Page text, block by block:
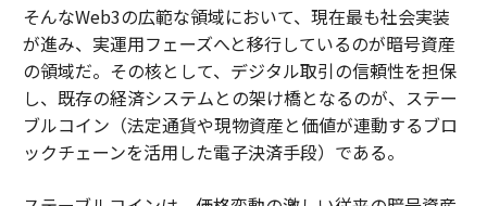
そんなWeb3の広範な領域において、現在最も社会実装
が進み、実運用フェーズへと移行しているのが暗号資産
の領域だ。その核として、デジタル取引の信頼性を担保
し、既存の経済システムとの架け橋となるのが、ステー
ブルコイン（法定通貨や現物資産と価値が連動するブロ
ックチェーンを活用した電子決済手段）である。